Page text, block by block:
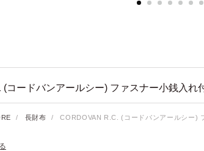
(コードバンアールシー) ファスナー小銭入れ
/ 長財布 / CORDOVAN R.C. (コードバンアールシー)